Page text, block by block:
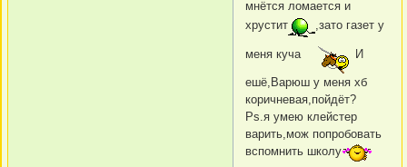
мнётся ломается и
хрустит
,зато газет у
меня куча И
ешё,Варюш у меня хб
коричневая,пойдёт?
Ps.я умею клейстер
варить,мож попробовать
вспомнить школу